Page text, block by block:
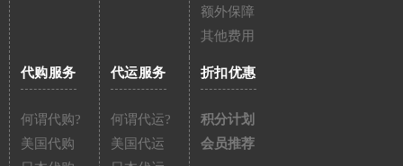
额外保障
其他费用
代购服务
何谓代购?
美国代购
代运服务
何谓代运?
美国代运
折扣优惠
积分计划
会员推荐